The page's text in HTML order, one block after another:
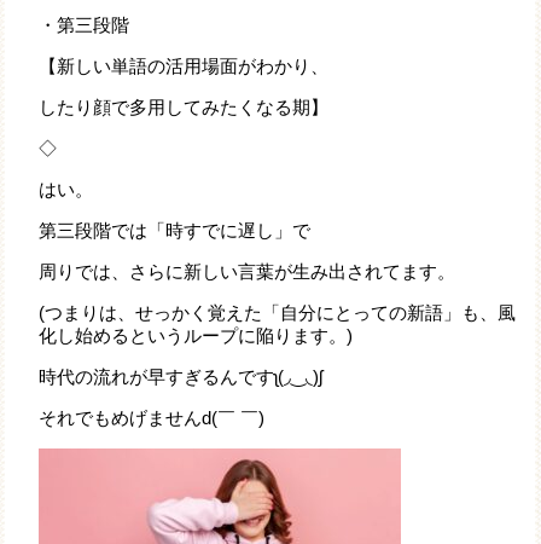
・第三段階
【新しい単語の活用場面がわかり、
したり顔で多用してみたくなる期】
◇
はい。
第三段階では「時すでに遅し」で
周りでは、さらに新しい言葉が生み出されてます。
(つまりは、せっかく覚えた「自分にとっての新語」も、風
化し始めるというループに陥ります。)
時代の流れが早すぎるんですʅ(◞‿◟)ʃ
それでもめげませんd(￣ ￣)